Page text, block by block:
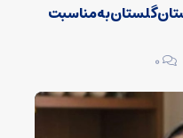
گلستان به مناسبت
۰